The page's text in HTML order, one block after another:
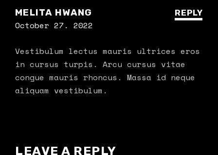
MELITA HWANG
October 27. 2022
REPLY
Vestibulum lectus mauris ultrices eros
in cursus turpis. Arcu cursus vitae
congue mauris rhoncus. Massa id neque
aliquam vestibulum.
LEAVE A REPLY